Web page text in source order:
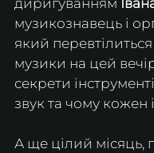
диригуванням
музикознавець і
який
музики на цей
секрети
звук та чому кожен
А ще цілий місяць,